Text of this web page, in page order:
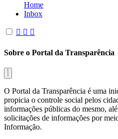
Home
Inbox
Sobre o Portal da Transparência
O Portal da Transparência é uma
propicia o controle social pelos
informações públicas do mesmo,
solicitações de informações por
Informação.